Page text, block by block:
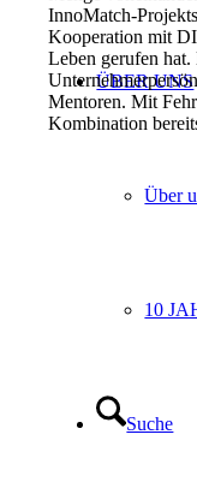
ÜBER UNS
Über
10
Suche
InnoMatch-
Kooperation mit
Leben gerufen hat.
Mentoren. Mit
Kombination